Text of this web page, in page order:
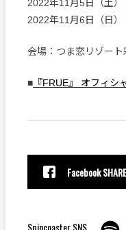
2022年11月5日（土
2022年11月6日（日
会場：つま恋リゾー
■ 『FRUE』 オフィシ
Facebook SHARE
Spincoaster SNS